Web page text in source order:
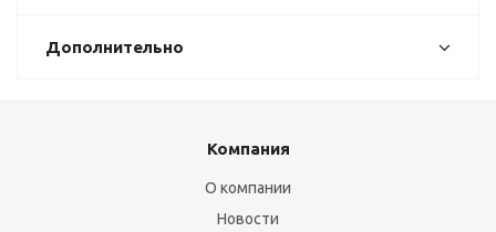
Дополнительно
Компания
О компании
Новости